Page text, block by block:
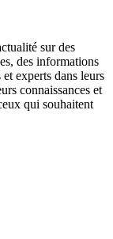
sur des
des informations
experts dans leurs
connaissances et
qui souhaitent